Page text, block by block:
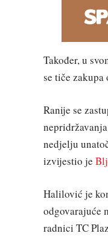
Također, u
se tiče
Ranije se
nedjelju
izvijestio je
Halilović je
odgovarajuće
radnici TC